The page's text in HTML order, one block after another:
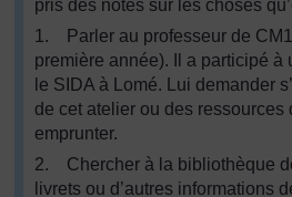
pris des notes sur les choses
1. Parler au professeur de
première année). Il a participé à
le SIDA à Lomé. Lui demander
de cet atelier ou des ressources
emprunter.
2. Chercher à la bibliothèque
livrets ou d’autres informations